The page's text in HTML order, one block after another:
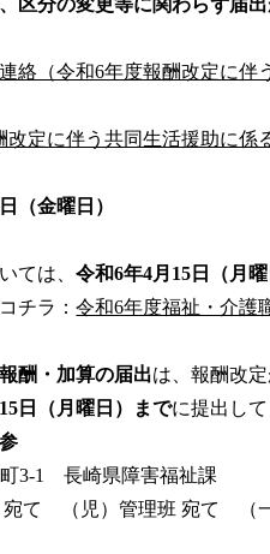
区分の変更等に関わらず届
連絡（令和6年度報酬改定に
定に伴う共同生活援助に係
（金曜日）
ては、令和6年4月15日（月
チラ：令和6年度福祉・介護
酬・加算の届出は、報酬改
日（月曜日）までに提出し
3-1 長崎県障害福祉課
て （児）管理班 宛て （